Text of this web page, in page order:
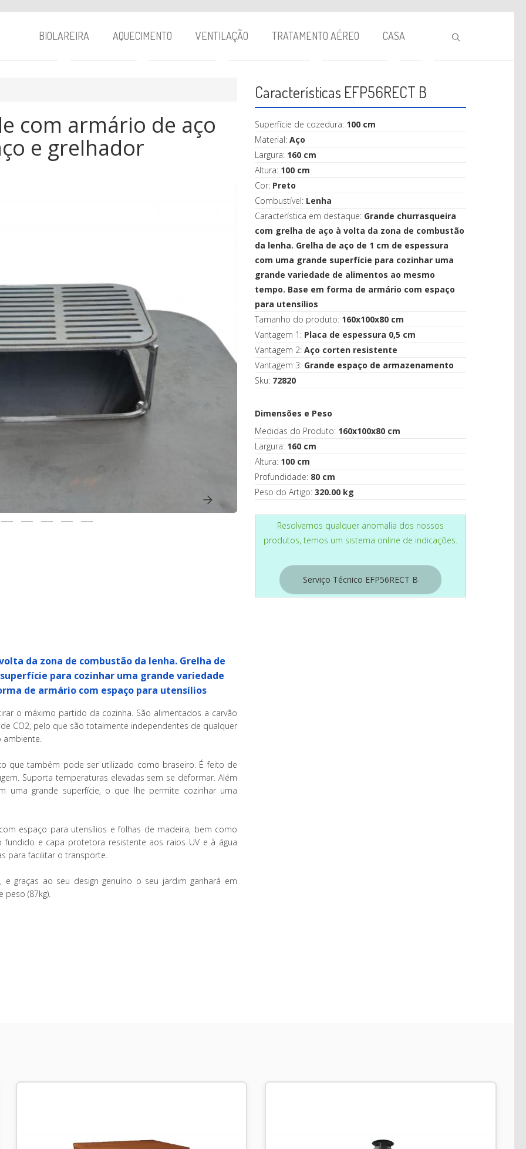
AQUECIMENTO
VENTILAÇÃO
TRATAMENTO AÉREO
CASA
BIOLAREIRA AQUECIMENTO VENTILAÇÃO TRATAMENTO AÉREO CASA
com armário de aço
e grelhador
da zona de combustão da lenha. Grelha de
para cozinhar uma grande variedade
de armário com espaço para utensílios
o máximo partido da cozinha. São alimentados a carvão
CO2, pelo que são totalmente independentes de qualquer
que também pode ser utilizado como braseiro. É feito de
Suporta temperaturas elevadas sem se deformar. Além
uma grande superfície, o que lhe permite cozinhar uma
espaço para utensílios e folhas de madeira, bem como
fundido e capa protetora resistente aos raios UV e à água
para facilitar o transporte.
graças ao seu design genuíno o seu jardim ganhará em
peso (87kg).
Características EFP56RECT B
Superfície de cozedura: 100 cm
Material: Aço
Largura: 160 cm
Altura: 100 cm
Cor: Preto
Combustível: Lenha
Característica em destaque: Grande churrasqueira
com grelha de aço à volta da zona de combustão
da lenha. Grelha de aço de 1 cm de espessura
com uma grande superfície para cozinhar uma
grande variedade de alimentos ao mesmo
tempo. Base em forma de armário com espaço
para utensílios
Tamanho do produto: 160x100x80 cm
Vantagem 1: Placa de espessura 0,5 cm
Vantagem 2: Aço corten resistente
Vantagem 3: Grande espaço de armazenamento
Sku: 72820
Dimensões e Peso
Medidas do Produto: 160x100x80 cm
Largura: 160 cm
Altura: 100 cm
Profundidade: 80 cm
Peso do Artigo: 320.00 kg
Resolvemos qualquer anomalia dos nossos
produtos, temos um sistema online de indicações.
Serviço Técnico EFP56RECT B